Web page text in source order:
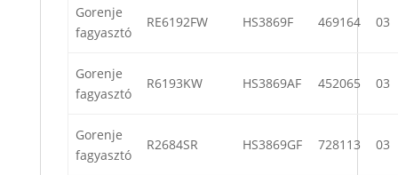
Gorenje
fagyasztó
RE6192FW HS3869F 469164 03
Gorenje
fagyasztó
R6193KW HS3869AF 452065 03
Gorenje
fagyasztó
R2684SR HS3869GF 728113 03